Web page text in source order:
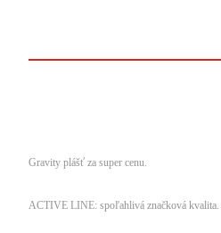
Gravity plášť za super cenu.
ACTIVE LINE: spoľahlivá značková kvalita.